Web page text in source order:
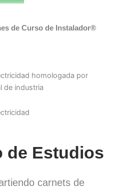
de Curso de Instalador®
de Estudios
carnets de